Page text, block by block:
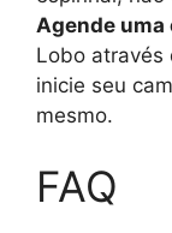
Agende
Lobo através
inicie seu
mesmo.
FAQ